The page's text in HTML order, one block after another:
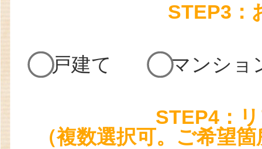
STEP3：
戸建て マンショ
STEP4：
（複数選択可。ご希望